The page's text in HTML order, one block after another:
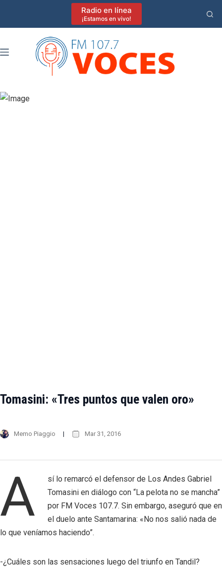
Radio en línea
¡Estamos en vivo!
Tomasini: «Tres puntos que valen oro»
Memo Piaggio Mar 31, 2016
A
sí lo remarcó el defensor de Los Andes Gabriel
Tomasini en diálogo con “La pelota no se mancha”
por FM Voces 107.7. Sin embargo, aseguró que en
el duelo ante Santamarina: «No nos salió nada de
lo que veníamos haciendo”.
-¿Cuáles son las sensaciones luego del triunfo en Tandil?